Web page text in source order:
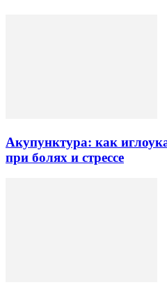
Акупунктура: как
при болях и стрессе